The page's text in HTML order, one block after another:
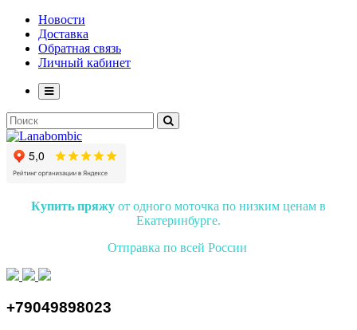
Новости
Доставка
Обратная связь
Личный кабинет
Купить пряжу от одного моточка по низким ценам в
Екатеринбурге.
Отправка по всей России
+79049898023